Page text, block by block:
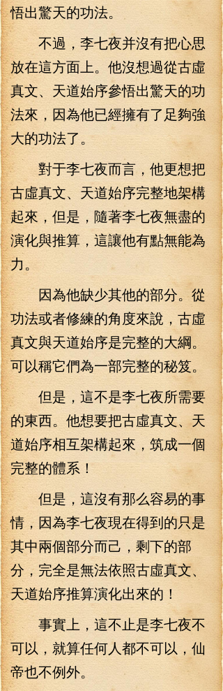
悟出驚天的功法。
不過，李七夜并沒有把心思
放在這方面上。他沒想過從古虛
真文、天道始序參悟出驚天的功
法來，因為他已經擁有了足夠強
大的功法了。
對于李七夜而言，他更想把
古虛真文、天道始序完整地架構
起來，但是，隨著李七夜無盡的
演化與推算，這讓他有點無能為
力。
因為他缺少其他的部分。從
功法或者修練的角度來說，古虛
真文與天道始序是完整的大綱。
可以稱它們為一部完整的秘笈。
但是，這不是李七夜所需要
的東西。他想要把古虛真文、天
道始序相互架構起來，筑成一個
完整的體系！
但是，這沒有那么容易的事
情，因為李七夜現在得到的只是
其中兩個部分而己，剩下的部
分，完全是無法依照古虛真文、
天道始序推算演化出來的！
事實上，這不止是李七夜不
可以，就算任何人都不可以，仙
帝也不例外。